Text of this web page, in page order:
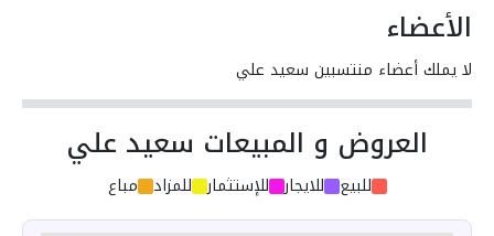
الأعضاء
لا يملك أعضاء منتسبين سعيد علي
العروض و المبيعات سعيد علي
للبيع للايجار للإستثمار للمزاد مباع